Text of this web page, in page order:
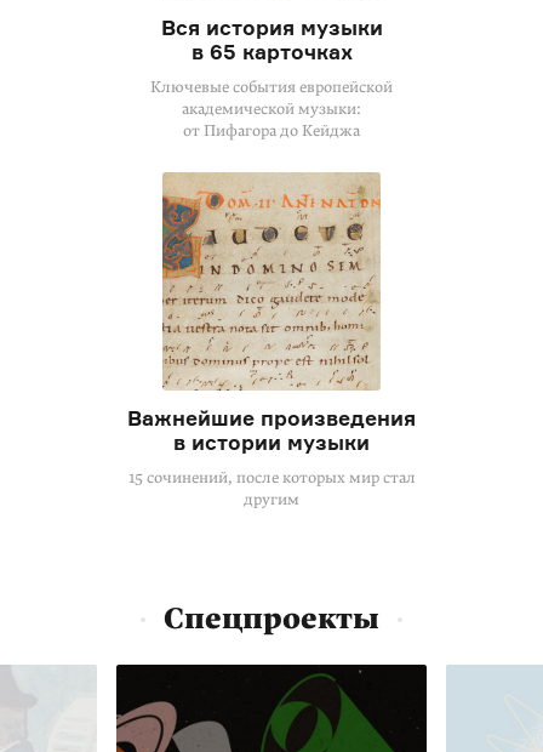
Вся история музыки
в 65 карточках
Ключевые события европейской
академической музыки:
от Пифагора до Кейджа
Важнейшие произведения
в истории музыки
15 сочинений, после которых мир стал
другим
Спецпроекты